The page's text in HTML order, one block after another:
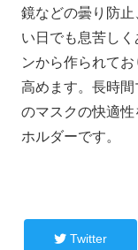
鏡などの曇り防
い日でも息苦し
ンから作られて
高めます。長時
のマスクの快適
ホルダーです。
Twitter